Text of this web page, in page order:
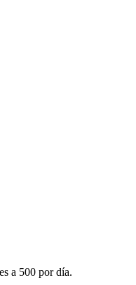
a 500 por día.